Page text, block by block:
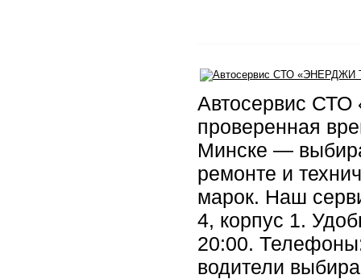
Автосервис
проверенная
Минске —
ремонте и
марок. Наш
4, корпус 1.
20:00.
водители